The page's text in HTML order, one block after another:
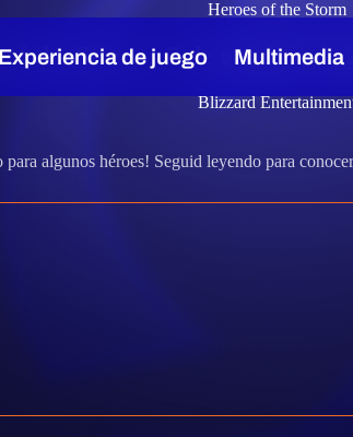
Heroes of the Storm
the Storm - 7 de octubre de
Blizzard
algunos héroes! Seguid leyendo para